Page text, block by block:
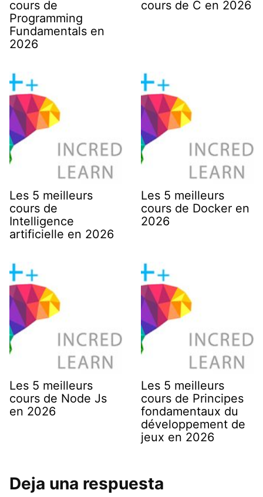
cours de
Programming
Fundamentals en
2026
cours de C en 2026
Les 5 meilleurs
cours de
Intelligence
artificielle en 2026
Les 5 meilleurs
cours de Docker en
2026
Les 5 meilleurs
cours de Node Js
en 2026
Les 5 meilleurs
cours de Principes
fondamentaux du
développement de
jeux en 2026
Deja una respuesta